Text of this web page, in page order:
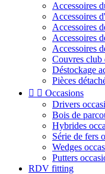
Accessoires
Accessoires
Accessoires
Accessoires
Accessoires
Couvres club
Déstockage
Pièces
  Occasions
Drivers
Bois de
Hybrides
Série de fers
Wedges
Putters
RDV fitting